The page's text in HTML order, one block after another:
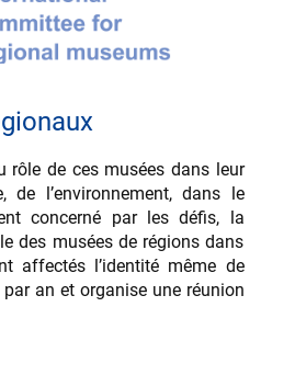
rôle de ces musées dans leur
l’environnement, dans le
concerné par les défis, la
des musées de régions dans
affectés l’identité même de
an et organise une réunion